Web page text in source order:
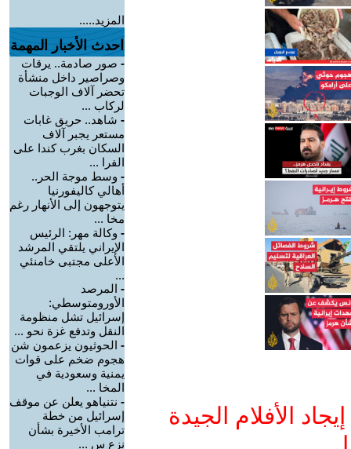
الأفلام الجيدة
المزيد.....
احدث الأخبار المهمة
- صور صادمة.. يرقات
وصراصير داخل منشأة
تحضر آلاف الوجبات
لركاب ...
- شاهد.. حريق غابات
مستعر يجبر آلاف
السكان بغرب كندا على
الفرا ...
- وسط موجة الحر..
أهالي كاليفورنيا
يتوجهون إلى الأنهار رغم
مخا ...
- وكالة مهر: الرئيس
الإيراني يلتقي المرشد
الأعلى مجتبى خامنئي
...
- المرصد
الأورومتوسطي:
إسرائيل تشل منظومة
النقل وتدفع غزة نحو ...
- الحوثيون يزعمون شن
هجوم ضخم على قوات
يمنية وسعودية في
المخا ...
- نتنياهو يعلن عن موقف
إسرائيل من خطة
ترامب الأخيرة بشأن
نزع س ...